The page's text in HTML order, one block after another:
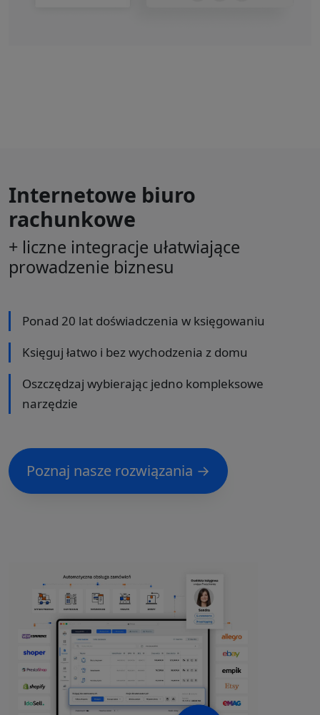
Internetowe biuro
rachunkowe
+ liczne integracje ułatwiające
prowadzenie biznesu
Ponad 20 lat doświadczenia w księgowaniu
Księguj łatwo i bez wychodzenia z domu
Oszczędzaj wybierając jedno kompleksowe
narzędzie
Poznaj nasze rozwiązania →